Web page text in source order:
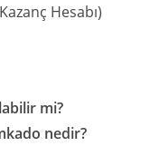
Hesabı)
mi?
nedir?